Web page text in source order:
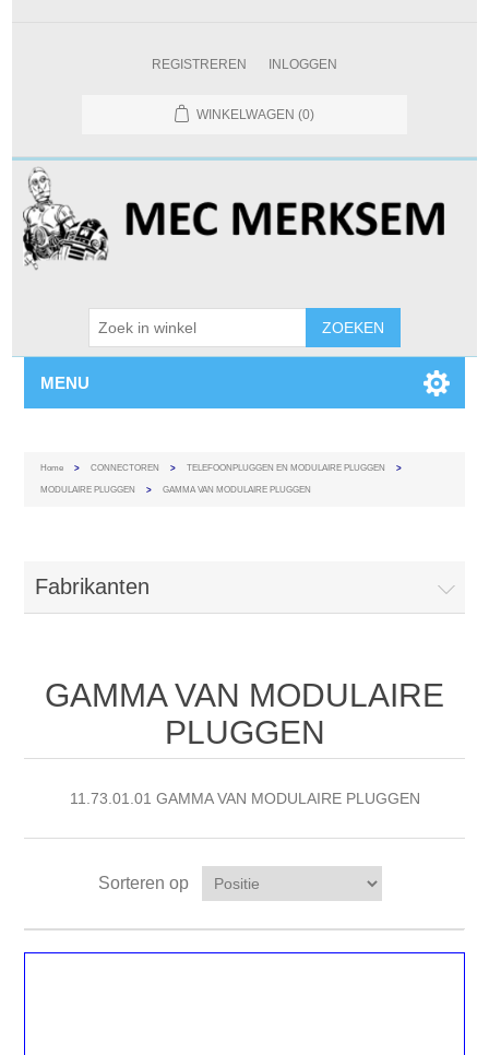
REGISTREREN INLOGGEN
WINKELWAGEN (0)
MENU
Home > CONNECTOREN > TELEFOONPLUGGEN EN MODULAIRE PLUGGEN >
MODULAIRE PLUGGEN > GAMMA VAN MODULAIRE PLUGGEN
Fabrikanten
GAMMA VAN MODULAIRE
PLUGGEN
11.73.01.01 GAMMA VAN MODULAIRE PLUGGEN
Sorteren op